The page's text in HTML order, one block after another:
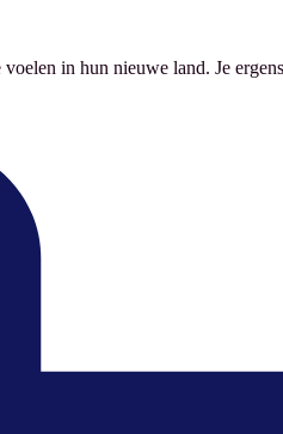
in hun nieuwe land. Je